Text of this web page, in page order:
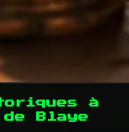
à
Blaye